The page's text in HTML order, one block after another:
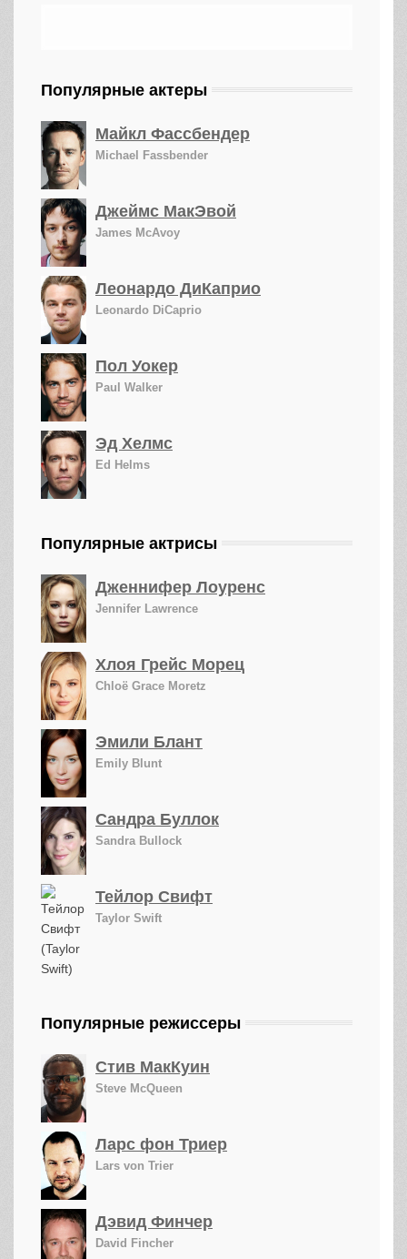
Популярные актеры
Майкл Фассбендер
Michael Fassbender
Джеймс МакЭвой
James McAvoy
Леонардо ДиКаприо
Leonardo DiCaprio
Пол Уокер
Paul Walker
Эд Хелмс
Ed Helms
Популярные актрисы
Дженнифер Лоуренс
Jennifer Lawrence
Хлоя Грейс Морец
Chloë Grace Moretz
Эмили Блант
Emily Blunt
Сандра Буллок
Sandra Bullock
Тейлор Свифт
Taylor Swift
Популярные режиссеры
Стив МакКуин
Steve McQueen
Ларс фон Триер
Lars von Trier
Дэвид Финчер
David Fincher